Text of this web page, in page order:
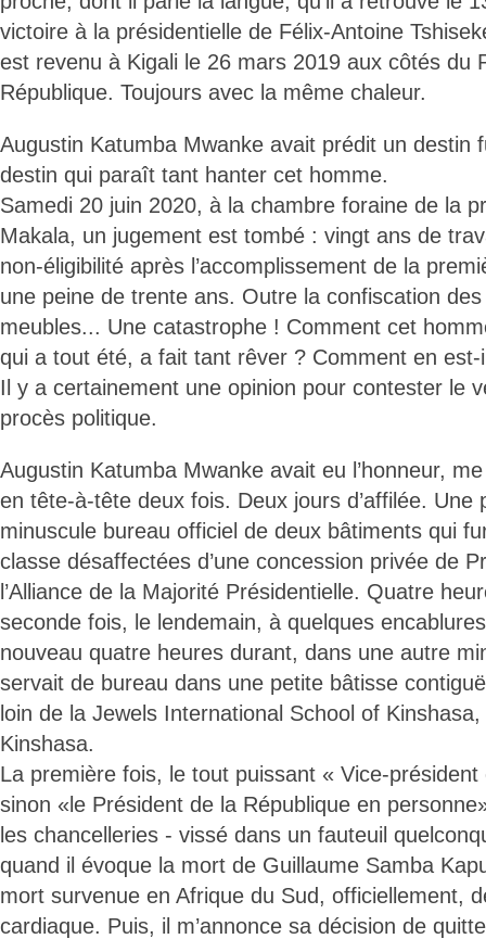
victoire à la présidentielle de Félix-Antoine
est revenu à Kigali le 26 mars 2019 aux côtés du
République. Toujours avec la même chaleur.
Augustin Katumba Mwanke avait prédit un destin
destin qui paraît tant hanter cet homme.
Samedi 20 juin 2020, à la chambre foraine de la
Makala, un jugement est tombé : vingt ans de
non-éligibilité après l’accomplissement de la
une peine de trente ans. Outre la confiscation
meubles... Une catastrophe ! Comment cet
qui a tout été, a fait tant rêver ? Comment en
Il y a certainement une opinion pour contester le
procès politique.
Augustin Katumba Mwanke avait eu l’honneur,
en tête-à-tête deux fois. Deux jours d’affilée. Une
minuscule bureau officiel de deux bâtiments qui
classe désaffectées d’une concession privée de
l’Alliance de la Majorité Présidentielle. Quatre
seconde fois, le lendemain, à quelques
nouveau quatre heures durant, dans une autre
servait de bureau dans une petite bâtisse
loin de la Jewels International School of Kinshasa,
Kinshasa.
La première fois, le tout puissant « Vice-président
sinon «le Président de la République en
les chancelleries - vissé dans un fauteuil
quand il évoque la mort de Guillaume Samba
mort survenue en Afrique du Sud, officiellement,
cardiaque. Puis, il m’annonce sa décision de